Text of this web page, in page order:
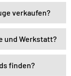
verkaufen?
und Werkstatt?
finden?